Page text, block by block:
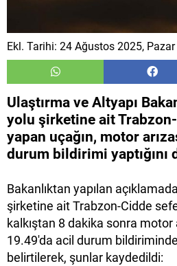
Ekl. Tarihi: 24 Ağustos 2025,
Ulaştırma ve Altyapı
yolu şirketine ait
yapan uçağın, motor
durum bildirimi yaptığını
Bakanlıktan yapılan
şirketine ait Trabzon-Cidde
kalkıştan 8 dakika sonra motor
19.49'da acil durum
belirtilerek, şunlar kaydedildi: